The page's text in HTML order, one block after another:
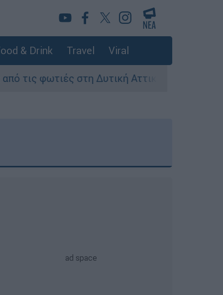
& Drink Travel Viral
Δυτική Αττική - Οι εκτάσεις που κάηκαν και